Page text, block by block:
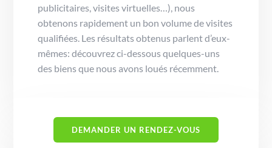
publicitaires, visites virtuelles…), nous
obtenons rapidement un bon volume de visites
qualifiées. Les résultats obtenus parlent d’eux-
mêmes: découvrez ci-dessous quelques-uns
des biens que nous avons loués récemment.
DEMANDER UN RENDEZ-VOUS